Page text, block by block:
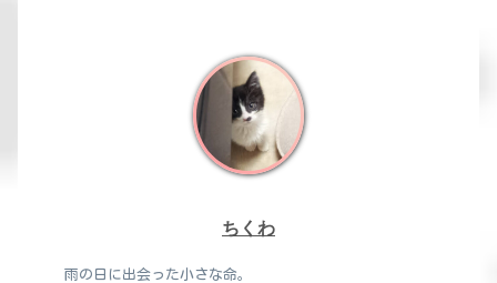
ちくわ
雨の日に出会った小さな命。